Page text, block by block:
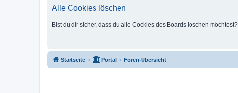
Alle Cookies löschen
Bist du dir sicher, dass du alle Cookies des Boards löschen möchtest?
Startseite Portal Foren-Übersicht